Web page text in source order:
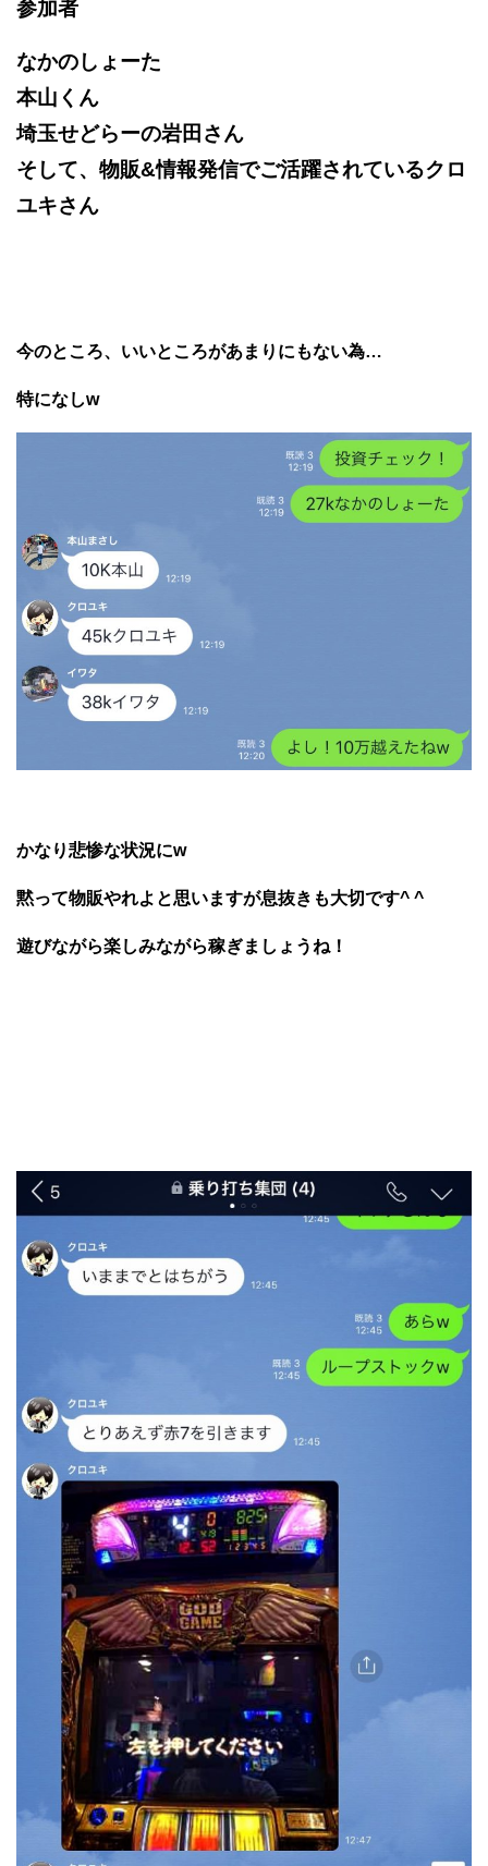
参加者
なかのしょーた
本山くん
埼玉せどらーの岩田さん
そして、物販&情報発信でご活躍されているクロ
ユキさん
今のところ、いいところがあまりにもない為…
特になしw
かなり悲惨な状況にw
黙って物販やれよと思いますが息抜きも大切です^ ^
遊びながら楽しみながら稼ぎましょうね！